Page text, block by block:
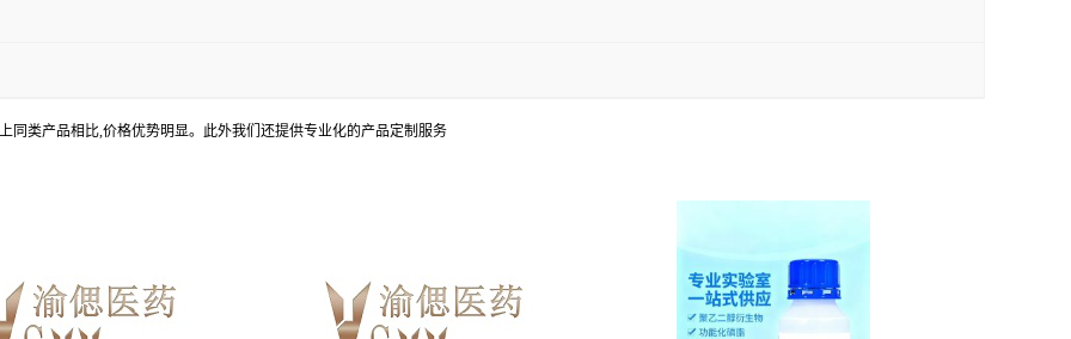
类产品相比,价格优势明显。此外我们还提供专业化的产品定制服务